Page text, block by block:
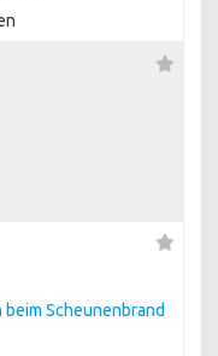
Scheunenbrand